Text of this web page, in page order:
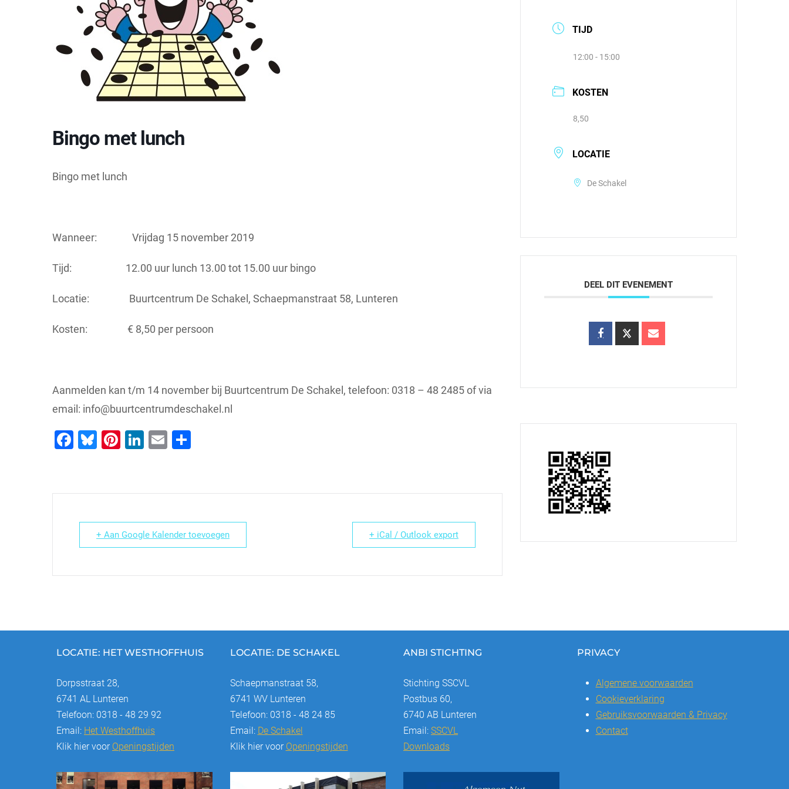
Bingo met lunch
Bingo met lunch
Wanneer: Vrijdag 15 november 2019
Tijd: 12.00 uur lunch 13.00 tot 15.00 uur bingo
Locatie: Buurtcentrum De Schakel, Schaepmanstraat 58, Lunteren
Kosten: € 8,50 per persoon
Aanmelden kan t/m 14 november bij Buurtcentrum De Schakel, telefoon: 0318 – 48 2485 of via
email: info@buurtcentrumdeschakel.nl
Facebook
Bluesky
Pinterest
LinkedIn
Email
+ Aan Google Kalender toevoegen + iCal / Outlook export
TIJD
12:00 - 15:00
KOSTEN
8,50
LOCATIE
De Schakel
DEEL DIT EVENEMENT
LOCATIE: HET WESTHOFFHUIS
Dorpsstraat 28,
6741 AL Lunteren
Telefoon: 0318 - 48 29 92
Email: Het Westhoffhuis
Klik hier voor Openingstijden
LOCATIE: DE SCHAKEL
Schaepmanstraat 58,
6741 WV Lunteren
Telefoon: 0318 - 48 24 85
Email: De Schakel
Klik hier voor Openingstijden
ANBI STICHTING
Stichting SSCVL
Postbus 60,
6740 AB Lunteren
Email: SSCVL
Downloads
PRIVACY
Algemene voorwaarden
Cookieverklaring
Gebruiksvoorwaarden & Privacy
Contact